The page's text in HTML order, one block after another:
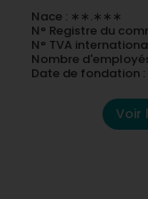
Nace : ∗∗.∗∗∗
N° Registre du
N° TVA
Nombre
Date de
Voir